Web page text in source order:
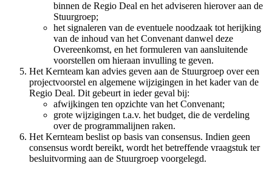
binnen de Regio Deal en het adviseren hierover aan de
Stuurgroep;
het signaleren van de eventuele noodzaak tot herijking
van de inhoud van het Convenant danwel deze
Overeenkomst, en het formuleren van aansluitende
voorstellen om hieraan invulling te geven.
Het Kernteam kan advies geven aan de Stuurgroep over een
projectvoorstel en algemene wijzigingen in het kader van de
Regio Deal. Dit gebeurt in ieder geval bij:
afwijkingen ten opzichte van het Convenant;
grote wijzigingen t.a.v. het budget, die de verdeling
over de programmalijnen raken.
Het Kernteam beslist op basis van consensus. Indien geen
consensus wordt bereikt, wordt het betreffende vraagstuk ter
besluitvorming aan de Stuurgroep voorgelegd.